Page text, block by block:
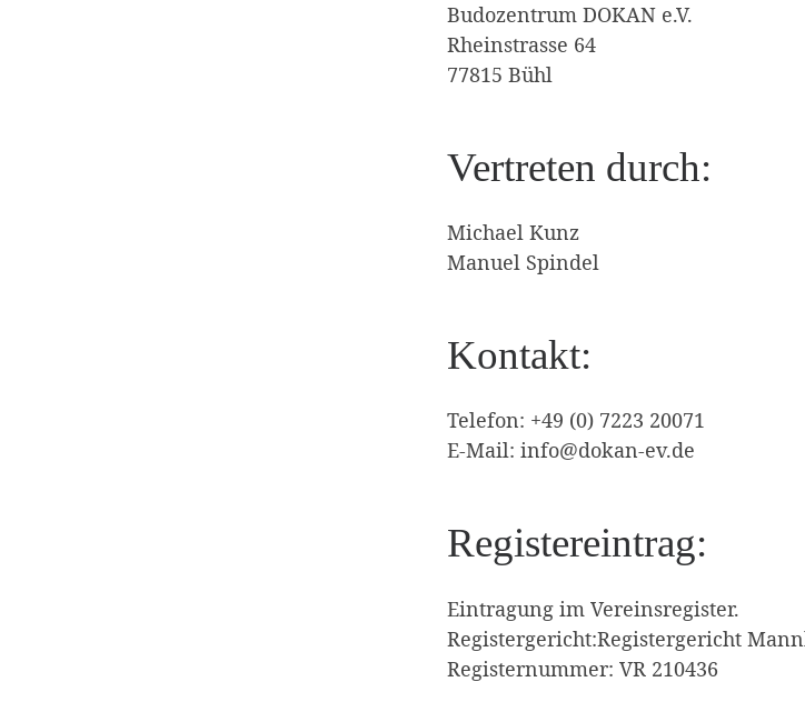
Budozentrum DOKAN e.V.
Rheinstrasse 64
77815 Bühl
Vertreten durch:
Michael Kunz
Manuel Spindel
Kontakt:
Telefon: +49 (0) 7223 20071
E-Mail: info@dokan-ev.de
Registereintrag:
Eintragung im Vereinsregister.
Registergericht:Registergericht
Registernummer: VR 210436